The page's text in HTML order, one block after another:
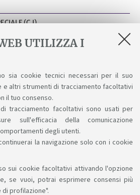
UTILIZZA I
sia cookie tecnici necessari per il suo
e altri strumenti di tracciamento facoltativi
il tuo consenso.
tracciamento facoltativi sono usati per
sull'efficacia della comunicazione
degli utenti.
la navigazione solo con i cookie
sui cookie facoltativi attivando l'opzione
se vuoi, potrai esprimere consensi più
profilazione".
(C.I)
(C.I.)
il diritto alla conoscenza